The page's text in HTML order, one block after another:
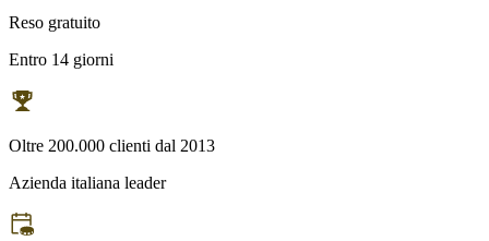
Reso gratuito
Entro 14 giorni
Oltre 200.000 clienti dal 2013
Azienda italiana leader